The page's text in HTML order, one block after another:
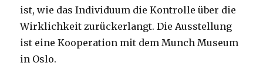
ist, wie das Individuum die Kontrolle über die
Wirklichkeit zurückerlangt. Die Ausstellung
ist eine Kooperation mit dem Munch Museum
in Oslo.